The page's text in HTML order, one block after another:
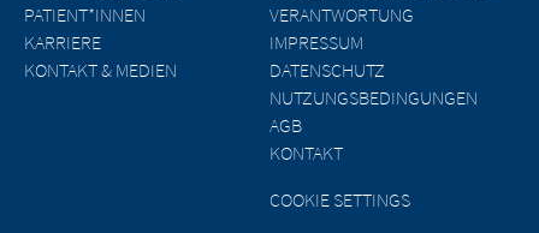
PATIENT*INNEN
KARRIERE
KONTAKT & MEDIEN
VERANTWORTUNG
IMPRESSUM
DATENSCHUTZ
NUTZUNGSBEDINGUNGEN
AGB
KONTAKT
COOKIE SETTINGS